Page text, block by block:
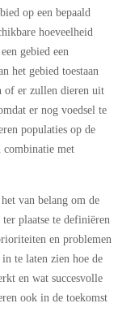
op een bepaald
hoeveelheid
gebied een
het gebied toestaan
of er zullen dieren uit
er nog voedsel te
populaties op de
combinatie met
van belang om de
plaatse te definiëren
en problemen
te laten zien hoe de
en wat succesvolle
ook in de toekomst